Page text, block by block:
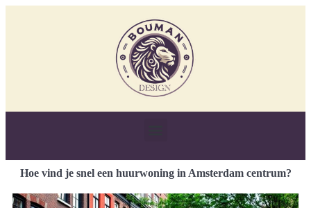
Hoe vind je snel een huurwoning in Amsterdam centrum?